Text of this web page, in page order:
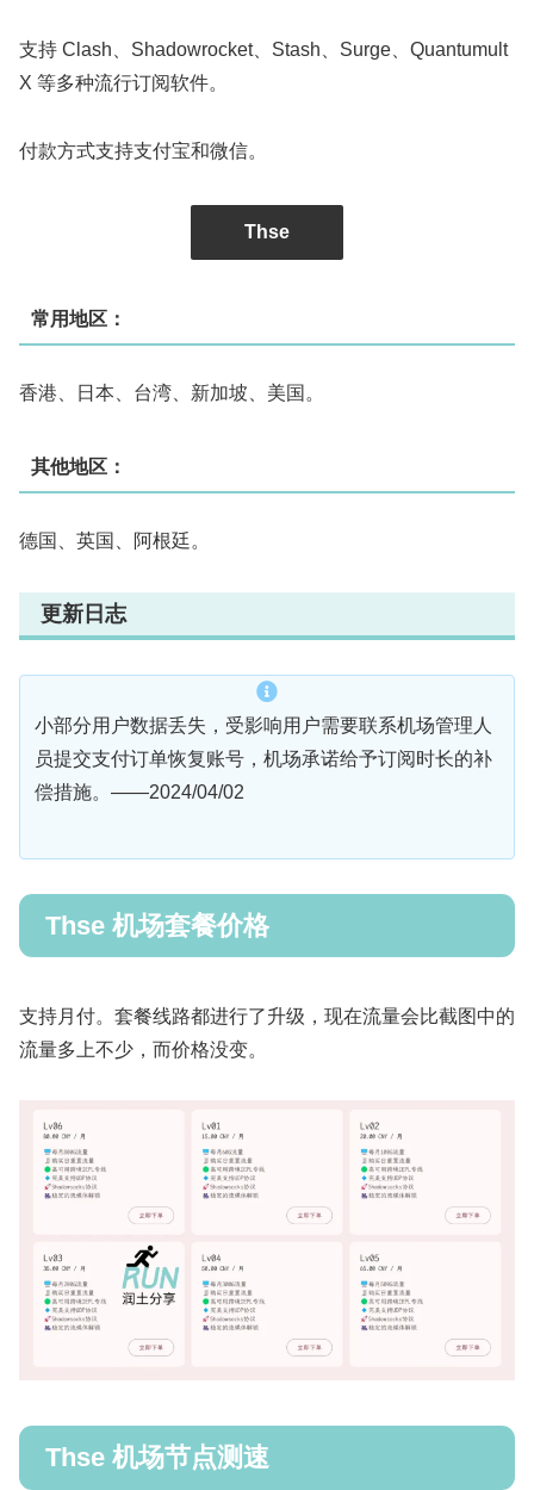
支持 Clash、Shadowrocket、Stash、Surge、Quantumult
X 等多种流行订阅软件。
付款方式支持支付宝和微信。
Thse
常用地区：
香港、日本、台湾、新加坡、美国。
其他地区：
德国、英国、阿根廷。
更新日志
小部分用户数据丢失，受影响用户需要联系机场管理人
员提交支付订单恢复账号，机场承诺给予订阅时长的补
偿措施。——2024/04/02
Thse 机场套餐价格
支持月付。套餐线路都进行了升级，现在流量会比截图中的
流量多上不少，而价格没变。
Thse 机场节点测速